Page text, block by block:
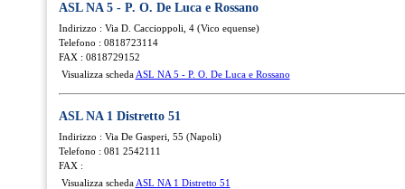
ASL NA 5 - P. O. De Luca e Rossano
Indirizzo : Via D. Caccioppoli, 4 (Vico equense)
Telefono : 0818723114
FAX : 0818729152
Visualizza scheda ASL NA 5 - P. O. De Luca e Rossano
ASL NA 1 Distretto 51
Indirizzo : Via De Gasperi, 55 (Napoli)
Telefono : 081 2542111
FAX :
Visualizza scheda ASL NA 1 Distretto 51